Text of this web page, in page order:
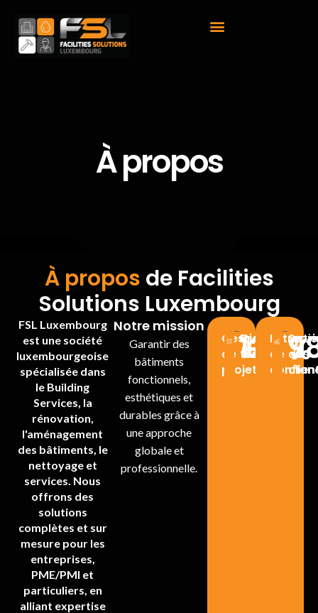
À propos
À propos de Facilities
Solutions Luxembourg
FSL Luxembourg
est une société
luxembourgeoise
spécialisée dans
le Building
Services, la
rénovation,
l'aménagement
des bâtiments, le
nettoyage et
services. Nous
offrons des
solutions
complètes et sur
mesure pour les
entreprises,
PME/PMI et
particuliers, en
alliant expertise
Notre mission
Garantir des
bâtiments
fonctionnels,
esthétiques et
durables grâce à
une approche
globale et
professionnelle.
Gestion
de
projet
120
+
Projet
terminé
de %
des